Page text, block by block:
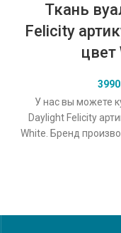
Ткань
Felicity
цвет
3990
У нас вы можете
Daylight Felicity
White. Бренд